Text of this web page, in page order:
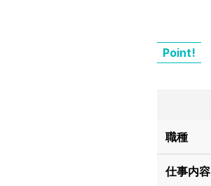
Point!
職種
仕事内容